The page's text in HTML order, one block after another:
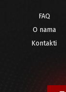
FAQ
O nama
Kontakti